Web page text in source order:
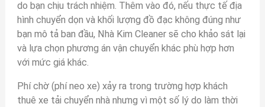
do bạn chịu trách nhiệm. Thêm vào đó, nếu thực tế địa
hình chuyển dọn và khối lượng đồ đạc không đúng như
bạn mô tả ban đầu, Nhà Kim Cleaner sẽ cho khảo sát lại
và lựa chọn phương án vận chuyển khác phù hợp hơn
với mức giá khác.
Phí chờ (phí neo xe) xảy ra trong trường hợp khách
thuê xe tải chuyển nhà nhưng vì một số lý do làm thời